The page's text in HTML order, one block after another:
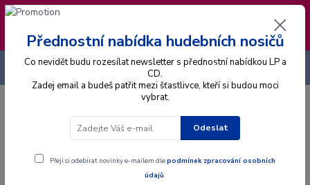
❣️ Od 4.8. do 13.8. čerpám dovolenou. Datum
expedice objednávek se posouvá na pátek
14.8.2026 🐋
Menu
CZK
+420 725 736 293
Přednostní nabídka hudebních nosičů
Co nevidět budu rozesílat newsletter s přednostní nabídkou LP a
CD.
Zadej email a budeš patřit mezi šťastlivce, kteří si budou moci
vybrat.
Odeslat
Přeji si odebírat novinky e-mailem dlepodmínek zpracování osobních
údajů.